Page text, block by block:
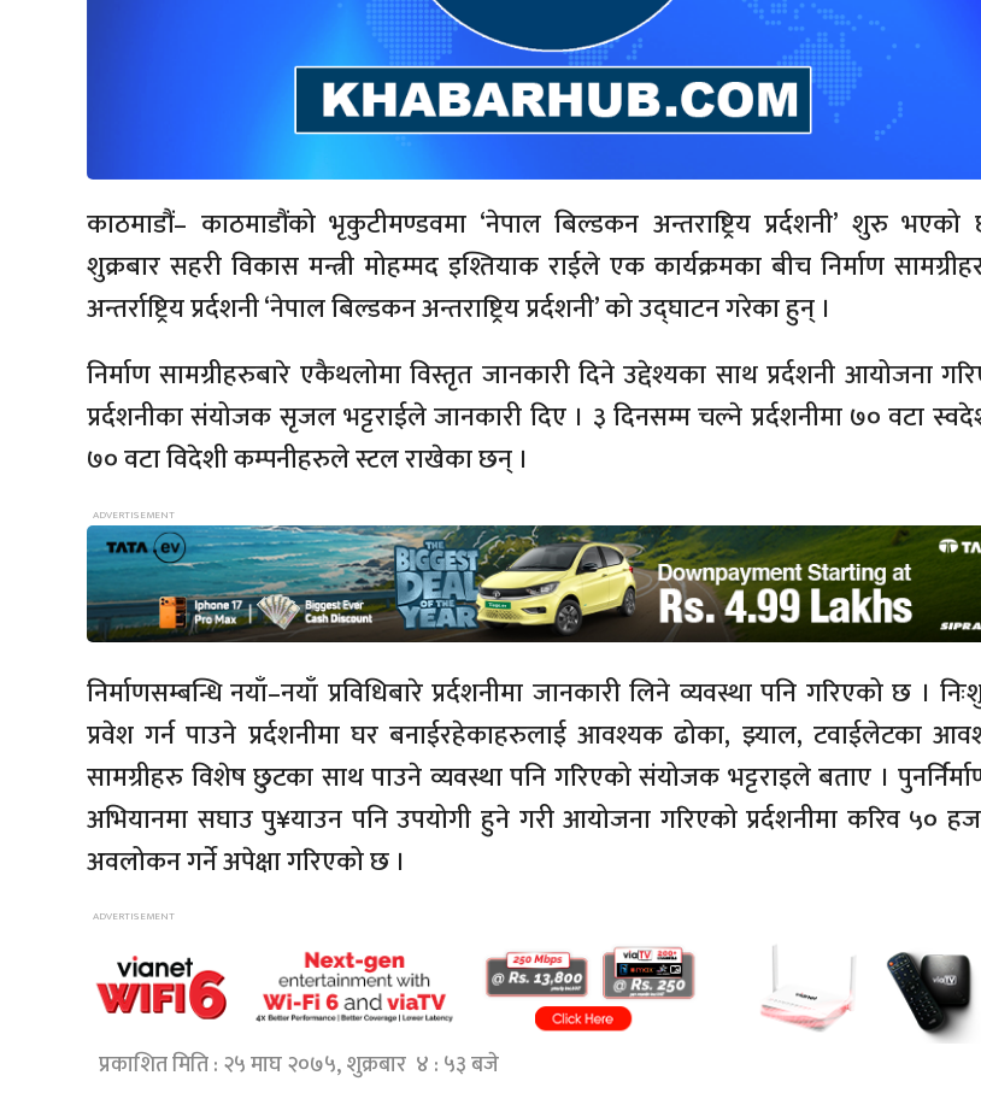
काठमाडौं– काठमाडौंको भृकुटीमण्डवमा ‘नेपाल बिल्डकन अन्तराष्ट्रिय प्रर्दशनी’ शुरु
शुक्रबार सहरी विकास मन्त्री मोहम्मद इश्तियाक राईले एक कार्यक्रमका बीच निर्माण
अन्तर्राष्ट्रिय प्रर्दशनी ‘नेपाल बिल्डकन अन्तराष्ट्रिय प्रर्दशनी’ को उद्घाटन गरेका हुन् ।
निर्माण सामग्रीहरुबारे एकैथलोमा विस्तृत जानकारी दिने उद्देश्यका साथ प्रर्दशनी आयोजना
प्रर्दशनीका संयोजक सृजल भट्टराईले जानकारी दिए । ३ दिनसम्म चल्ने प्रर्दशनीमा ७० वटा
७० वटा विदेशी कम्पनीहरुले स्टल राखेका छन् ।
निर्माणसम्बन्धि नयाँ–नयाँ प्रविधिबारे प्रर्दशनीमा जानकारी लिने व्यवस्था पनि गरिएको छ ।
प्रवेश गर्न पाउने प्रर्दशनीमा घर बनाईरहेकाहरुलाई आवश्यक ढोका, झ्याल, टवाईलेटका
सामग्रीहरु विशेष छुटका साथ पाउने व्यवस्था पनि गरिएको संयोजक भट्टराइले बताए ।
अभियानमा सघाउ पु¥याउन पनि उपयोगी हुने गरी आयोजना गरिएको प्रर्दशनीमा करिव ५०
अवलोकन गर्ने अपेक्षा गरिएको छ ।
प्रकाशित मिति : २५ माघ २०७५, शुक्रबार ४ : ५३ बजे